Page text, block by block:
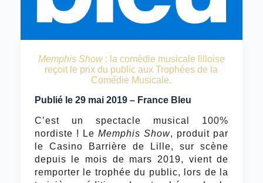
Memphis Show: la comédie musicale lilloise
reçoit le prix du public aux Trophées de la
Comédie Musicale.
Publié le 29 mai 2019 – France Bleu
C’est un spectacle musical 100%
nordiste ! Le Memphis Show, produit par
le Casino Barrière de Lille, sur scène
depuis le mois de mars 2019, vient de
remporter le trophée du public, lors de la